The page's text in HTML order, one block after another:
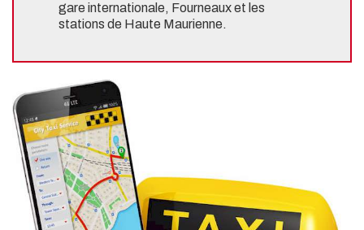
gare internationale, Fourneaux et les
stations de Haute Maurienne.